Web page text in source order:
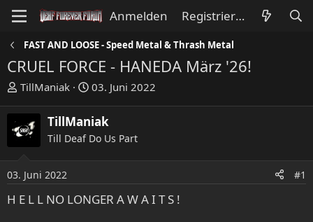
Anmelden Registrieren
FAST AND LOOSE - Speed Metal & Thrash Metal
CRUEL FORCE - HANEDA März '26!
E
s
t
e
l
r
TillManiak
E
s
t
e
l
a
03. Juni 2022
TillManiak
Till Deaf Do Us Part
03. Juni 2022 #1
H E L L NO LONGER A W A I T S !